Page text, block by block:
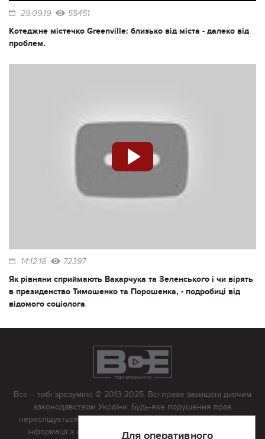
29.09.19 55451
Котеджне містечко Greenville: близько від міста - далеко від
проблем.
14.12.18 72397
Як рівняни сприймають Вакарчука та Зеленського і чи вірять
в президенство Тимошенко та Порошенка, - подробиці від
відомого соціолога
Для оперативного
Все – тобі зрозуміло © 2013-2025. Всі права захищені діючим
законодавством України. Будь-яке порушення прав
переслідується в судовому порядку. Будь-яке відтворення
інформації з сайту тільки з письмово дозволу редакції.